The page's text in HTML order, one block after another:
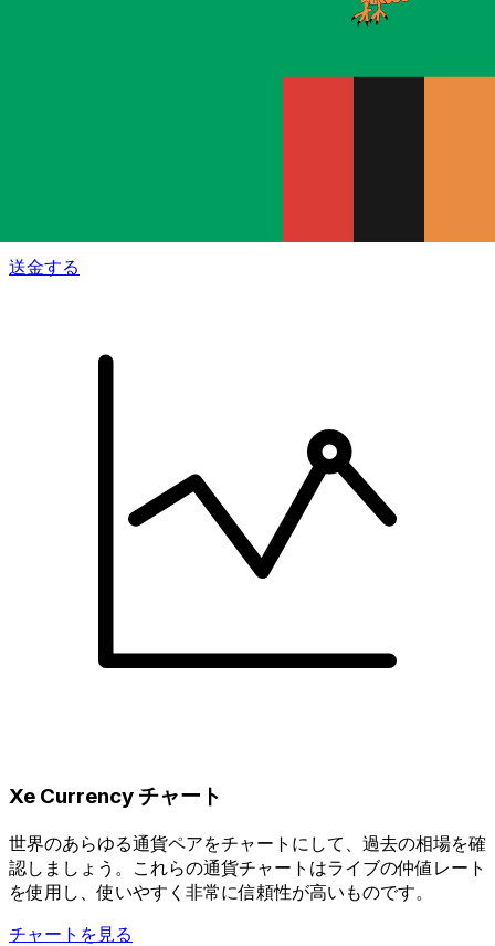
送金する
Xe Currency チャート
世界のあらゆる通貨ペアをチャートにして、過去の相場を確
認しましょう。これらの通貨チャートはライブの仲値レート
を使用し、使いやすく非常に信頼性が高いものです。
チャートを見る